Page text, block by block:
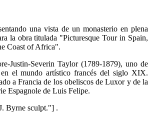
una vista de un monasterio en plena
la obra titulada "Picturesque Tour in Spain,
Coast of Africa".
Justin-Severin Taylor (1789-1879), uno de
en el mundo artístico francés del siglo XIX.
a Francia de los obeliscos de Luxor y de la
Espagnole de Luis Felipe.
Byrne sculpt."] .